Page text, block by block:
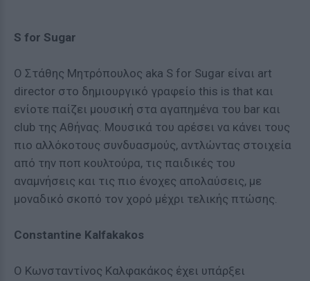
S for Sugar
Ο Στάθης Μητρόπουλος aka S for Sugar είναι art
director στο δημιουργικό γραφείο this is that και
ενίοτε παίζει μουσική στα αγαπημένα του bar και
club της Αθήνας. Μουσικά του αρέσει να κάνει τους
πιο αλλόκοτους συνδυασμούς, αντλώντας στοιχεία
από την ποπ κουλτούρα, τις παιδικές του
αναμνήσεις και τις πιο ένοχες απολαύσεις, με
μοναδικό σκοπό τον χορό μέχρι τελικής πτώσης.
Constantine Kalfakakos
Ο Κωνσταντίνος Καλφακάκος έχει υπάρξει